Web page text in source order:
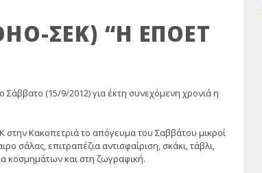
ΣΕΚ) “Η ΕΠΟΕΤ
(15/9/2012) για έκτη συνεχόμενη χρονιά η
Κακοπετριά το απόγευμα του Σαββάτου μικροί
σάλας, επιτραπέζια αντισφαίριση, σκάκι, τάβλι,
κοσμημάτων και στη ζωγραφική.